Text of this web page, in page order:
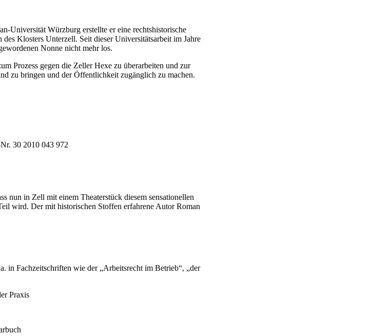
Universität Würzburg erstellte er eine rechtshistorische
Klosters Unterzell. Seit dieser Universitätsarbeit im Jahre
Nonne nicht mehr los.
Prozess gegen die Zeller Hexe zu überarbeiten und zur
zu bringen und der Öffentlichkeit zugänglich zu machen.
30 2010 043 972
nun in Zell mit einem Theaterstück diesem sensationellen
wird. Der mit historischen Stoffen erfahrene Autor Roman
in Fachzeitschriften wie der „Arbeitsrecht im Betrieb“, „der
Praxis